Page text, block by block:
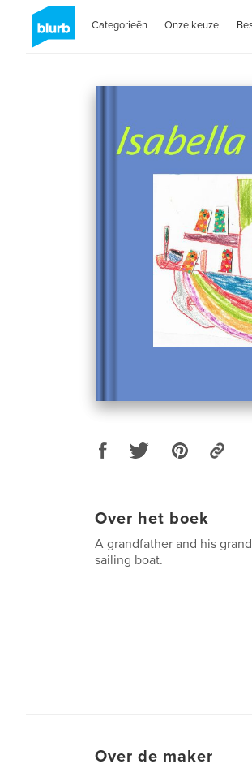
Categorieën Onze keuze
Over het boek
A grandfather and his
sailing boat.
Over de maker